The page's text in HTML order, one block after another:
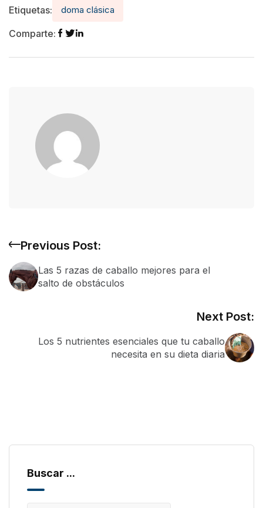
Etiquetas: doma clásica
Comparte:
Previous Post:
Las 5 razas de caballo mejores para el
salto de obstáculos
Next Post:
Los 5 nutrientes esenciales que tu caballo
necesita en su dieta diaria
Buscar ...